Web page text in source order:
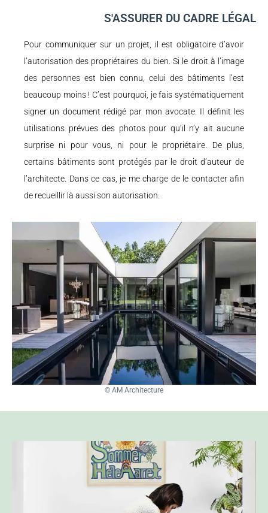
S'ASSURER DU CADRE LÉGAL
Pour communiquer sur un projet, il est obligatoire d’avoir
l’autorisation des propriétaires du bien. Si le droit à l’image
des personnes est bien connu, celui des bâtiments l’est
beaucoup moins ! C’est pourquoi, je fais systématiquement
signer un document rédigé par mon avocate. Il définit les
utilisations prévues des photos pour qu’il n’y ait aucune
surprise ni pour vous, ni pour le propriétaire. De plus,
certains bâtiments sont protégés par le droit d’auteur de
l’architecte. Dans ce cas, je me charge de le contacter afin
de recueillir là aussi son autorisation.
© AM Architecture